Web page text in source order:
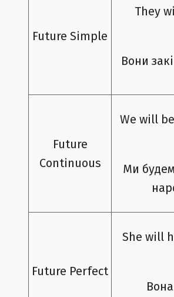
Future Simple
They
Вони
Future
Continuous
We will
Ми
Future Perfect
She will